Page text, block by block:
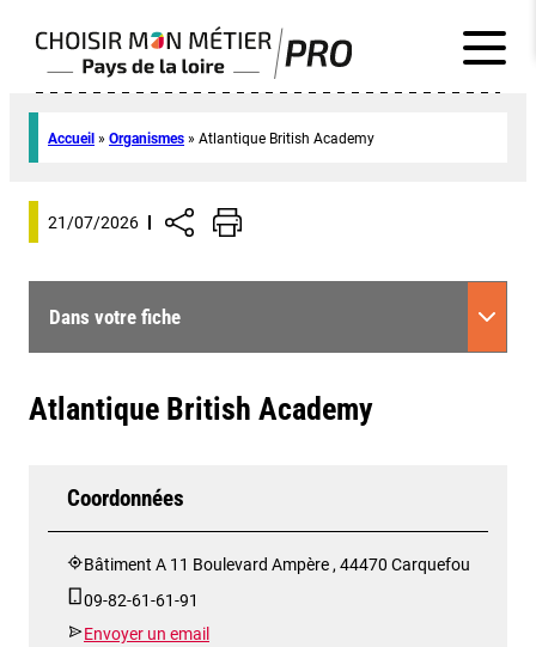
Accueil » Organismes » Atlantique British Academy
21/07/2026
Dans votre fiche
Atlantique British Academy
Coordonnées
Bâtiment A 11 Boulevard Ampère , 44470 Carquefou
09-82-61-61-91
Envoyer un email